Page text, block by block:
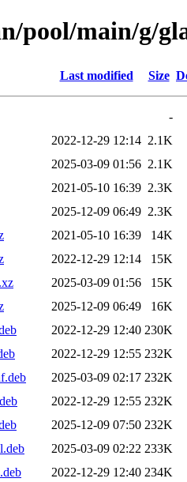
pool/main/g/
Last modified Size
-
2022-12-29 12:14 2.1K
2025-03-09 01:56 2.1K
2021-05-10 16:39 2.3K
2025-12-09 06:49 2.3K
2021-05-10 16:39
14K
2022-12-29 12:14
15K
2025-03-09 01:56
15K
2025-12-09 06:49
16K
2022-12-29 12:40 230K
2022-12-29 12:55 232K
2025-03-09 02:17 232K
2022-12-29 12:55 232K
2025-12-09 07:50 232K
2025-03-09 02:22 233K
2022-12-29 12:40 234K